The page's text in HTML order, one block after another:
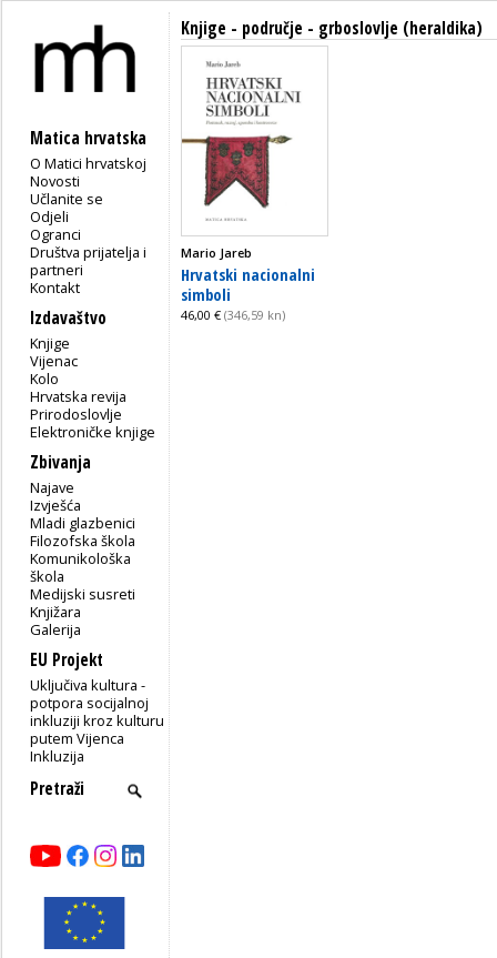
Matica hrvatska
O Matici hrvatskoj
Novosti
Učlanite se
Odjeli
Ogranci
Društva prijatelja i
partneri
Kontakt
Izdavaštvo
Knjige
Vijenac
Kolo
Hrvatska revija
Prirodoslovlje
Elektroničke knjige
Zbivanja
Najave
Izvješća
Mladi glazbenici
Filozofska škola
Komunikološka
škola
Medijski susreti
Knjižara
Galerija
EU Projekt
Uključiva kultura -
potpora socijalnoj
inkluziji kroz kulturu
putem Vijenca
Inkluzija
Knjige - područje - grboslovlje (heraldika)
Mario Jareb
Hrvatski nacionalni
simboli
46,00 € (346,59 kn)